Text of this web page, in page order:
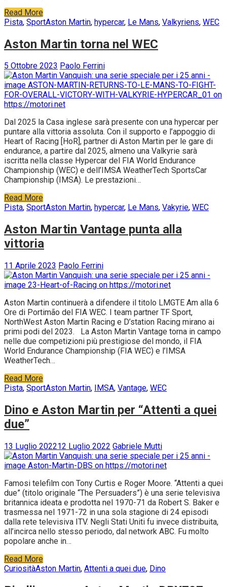
Read More
Pista, SportAston Martin, hypercar, Le Mans, Valkyriens, WEC
Aston Martin torna nel WEC
5 Ottobre 2023 Paolo Ferrini
Dal 2025 la Casa inglese sarà presente con una hypercar per
puntare alla vittoria assoluta. Con il supporto e l’appoggio di
Heart of Racing [HoR], partner di Aston Martin per le gare di
endurance, a partire dal 2025, almeno una Valkyrie sarà
iscritta nella classe Hypercar del FIA World Endurance
Championship (WEC) e dell’IMSA WeatherTech SportsCar
Championship (IMSA). Le prestazioni…
Read More
Pista, SportAston Martin, hypercar, Le Mans, Vakyrie, WEC
Aston Martin Vantage punta alla
vittoria
11 Aprile 2023 Paolo Ferrini
Aston Martin continuerà a difendere il titolo LMGTE Am alla 6
Ore di Portimão del FIA WEC. I team partner TF Sport,
NorthWest Aston Martin Racing e D’station Racing mirano ai
primi podi del 2023. La Aston Martin Vantage torna in campo
nelle due competizioni più prestigiose del mondo, il FIA
World Endurance Championship (FIA WEC) e l’IMSA
WeatherTech…
Read More
Pista, SportAston Martin, IMSA, Vantage, WEC
Dino e Aston Martin per “Attenti a quei
due”
13 Luglio 202212 Luglio 2022 Gabriele Mutti
Famosi telefilm con Tony Curtis e Roger Moore. “Attenti a quei
due” (titolo originale “The Persuaders”) è una serie televisiva
britannica ideata e prodotta nel 1970-71 da Robert S. Baker e
trasmessa nel 1971-72 in una sola stagione di 24 episodi
dalla rete televisiva ITV. Negli Stati Uniti fu invece distribuita,
all’incirca nello stesso periodo, dal network ABC. Fu molto
popolare anche in…
Read More
CuriositàAston Martin, Attenti a quei due, Dino